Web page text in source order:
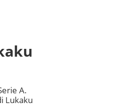
A.
Lukaku